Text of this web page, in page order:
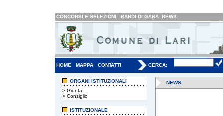
CONCORSI E SELEZIONI BANDI DI GARA NEWS
HOME MAPPA CONTATTI CERCA:
ORGANI ISTITUZIONALI
> Giunta
> Consiglio
ISTITUZIONALE
NEWS